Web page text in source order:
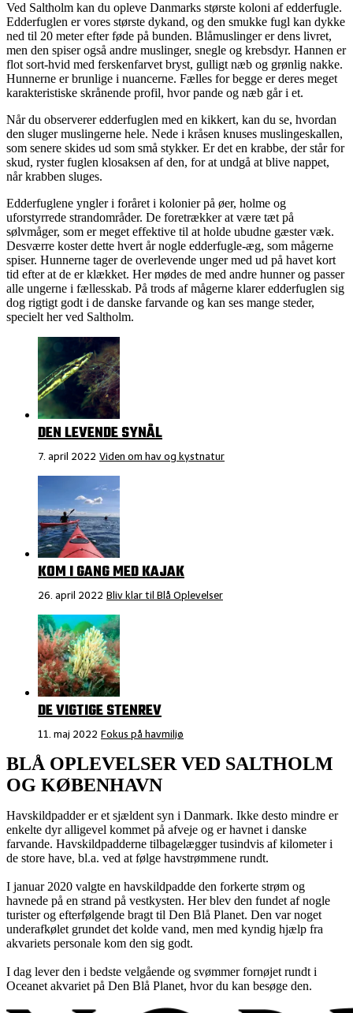
Ved Saltholm kan du opleve Danmarks største koloni af edderfugle.
Edderfuglen er vores største dykand, og den smukke fugl kan dykke
ned til 20 meter efter føde på bunden. Blåmuslinger er dens livret,
men den spiser også andre muslinger, snegle og krebsdyr. Hannen er
flot sort-hvid med ferskenfarvet bryst, gulligt næb og grønlig nakke.
Hunnerne er brunlige i nuancerne. Fælles for begge er deres meget
karakteristiske skrånende profil, hvor pande og næb går i et.
Når du observerer edderfuglen med en kikkert, kan du se, hvordan
den sluger muslingerne hele. Nede i kråsen knuses muslingeskallen,
som senere skides ud som små stykker. Er det en krabbe, der står for
skud, ryster fuglen klosaksen af den, for at undgå at blive nappet,
når krabben sluges.
Edderfuglene yngler i foråret i kolonier på øer, holme og
uforstyrrede strandområder. De foretrækker at være tæt på
sølvmåger, som er meget effektive til at holde ubudne gæster væk.
Desværre koster dette hvert år nogle edderfugle-æg, som mågerne
spiser. Hunnerne tager de overlevende unger med ud på havet kort
tid efter at de er klækket. Her mødes de med andre hunner og passer
alle ungerne i fællesskab. På trods af mågerne klarer edderfuglen sig
dog rigtigt godt i de danske farvande og kan ses mange steder,
specielt her ved Saltholm.
DEN LEVENDE SYNÅL
7. april 2022 Viden om hav og kystnatur
KOM I GANG MED KAJAK
26. april 2022 Bliv klar til Blå Oplevelser
DE VIGTIGE STENREV
11. maj 2022 Fokus på havmiljø
BLÅ OPLEVELSER VED SALTHOLM
OG KØBENHAVN
Havskildpadder er et sjældent syn i Danmark. Ikke desto mindre er
enkelte dyr alligevel kommet på afveje og er havnet i danske
farvande. Havskildpadderne tilbagelægger tusindvis af kilometer i
de store have, bl.a. ved at følge havstrømmene rundt.
I januar 2020 valgte en havskildpadde den forkerte strøm og
havnede på en strand på vestkysten. Her blev den fundet af nogle
turister og efterfølgende bragt til Den Blå Planet. Den var noget
underafkølet grundet det kolde vand, men med kyndig hjælp fra
akvariets personale kom den sig godt.
I dag lever den i bedste velgående og svømmer fornøjet rundt i
Oceanet akvariet på Den Blå Planet, hvor du kan besøge den.